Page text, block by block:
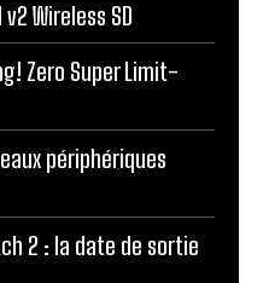
Wireless SD
Zero Super Limit-
périphériques
2 : la date de sortie